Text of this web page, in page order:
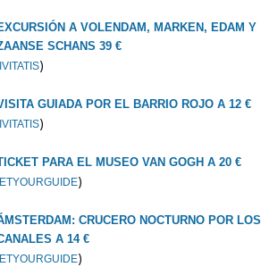
A VOLENDAM, MARKEN, EDAM Y
SCHANS 39 €
)
GUIADA POR EL BARRIO ROJO A 12 €
)
PARA EL MUSEO VAN GOGH A 20 €
)
CRUCERO NOCTURNO POR LOS
A 14 €
)